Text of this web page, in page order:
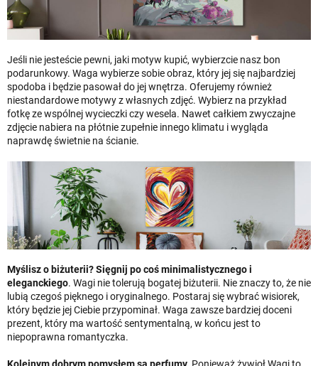
Jeśli nie jesteście pewni, jaki motyw kupić, wybierzcie nasz bon
podarunkowy. Waga wybierze sobie obraz, który jej się najbardziej
spodoba i będzie pasował do jej wnętrza. Oferujemy również
niestandardowe motywy z własnych zdjęć. Wybierz na przykład
fotkę ze wspólnej wycieczki czy wesela. Nawet całkiem zwyczajne
zdjęcie nabiera na płótnie zupełnie innego klimatu i wygląda
naprawdę świetnie na ścianie.
Myślisz o biżuterii? Sięgnij po coś minimalistycznego i
eleganckiego. Wagi nie tolerują bogatej biżuterii. Nie znaczy to, że nie
lubią czegoś pięknego i oryginalnego. Postaraj się wybrać wisiorek,
który będzie jej Ciebie przypominał. Waga zawsze bardziej doceni
prezent, który ma wartość sentymentalną, w końcu jest to
niepoprawna romantyczka.